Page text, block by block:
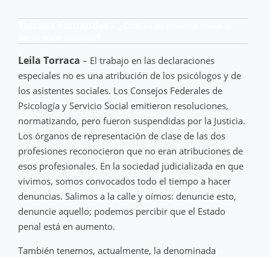
Leila Torraca – El trabajo en las declaraciones
especiales no es una atribución de los psicólogos y de
los asistentes sociales. Los Consejos Federales de
Psicología y Servicio Social emitieron resoluciones,
normatizando, pero fueron suspendidas por la Justicia.
Los órganos de representación de clase de las dos
profesiones reconocieron que no eran atribuciones de
esos profesionales. En la sociedad judicializada en que
vivimos, somos convocados todo el tiempo a hacer
denuncias. Salimos a la calle y oímos: denuncie esto,
denuncie aquello; podemos percibir que el Estado
penal está en aumento.
También tenemos, actualmente, la denominada